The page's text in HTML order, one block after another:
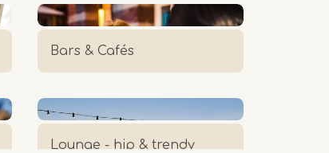
Bars & Cafés
Lounge - hip & trendy